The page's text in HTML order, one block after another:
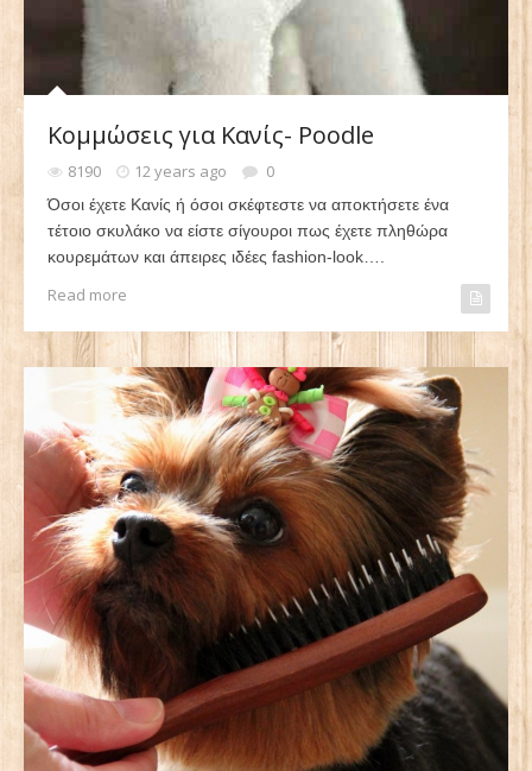
Κομμώσεις για Κανίς- Poodle
8190 12 years ago 0
Όσοι έχετε Κανίς ή όσοι σκέφτεστε να αποκτήσετε ένα
τέτοιο σκυλάκο να είστε σίγουροι πως έχετε πληθώρα
κουρεμάτων και άπειρες ιδέες fashion-look….
Read more